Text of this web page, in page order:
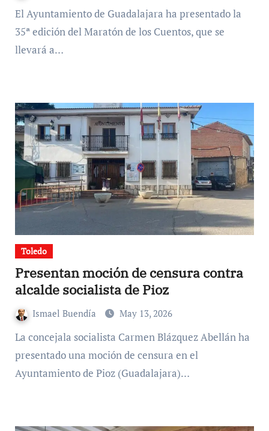
El Ayuntamiento de Guadalajara ha presentado la
35ª edición del Maratón de los Cuentos, que se
llevará a…
Toledo
Presentan moción de censura contra
alcalde socialista de Pioz
Ismael Buendía May 13, 2026
La concejala socialista Carmen Blázquez Abellán ha
presentado una moción de censura en el
Ayuntamiento de Pioz (Guadalajara)…